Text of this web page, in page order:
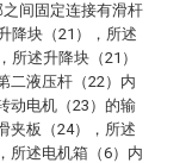
之间固定连接有滑杆
降块（21），所述
所述升降块（21）
二液压杆（22）内
动电机（23）的输
夹板（24），所述
所述电机箱（6）内